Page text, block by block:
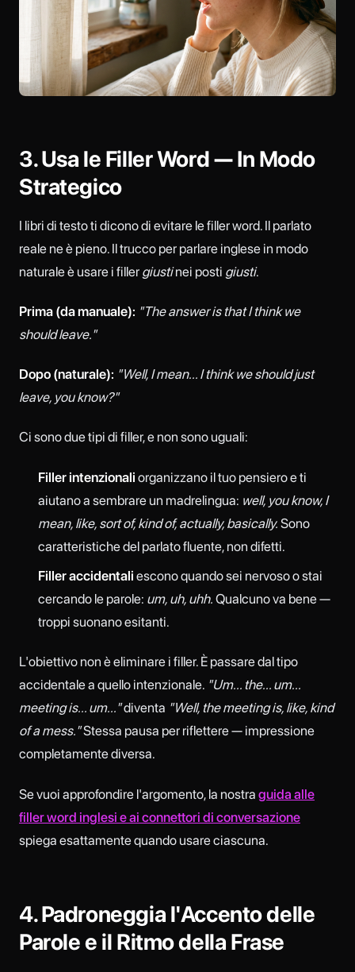
3. Usa le Filler Word — In Modo
Strategico
I libri di testo ti dicono di evitare le filler word. Il parlato
reale ne è pieno. Il trucco per parlare inglese in modo
naturale è usare i filler giustinei posti giusti.
Prima (da manuale): "The answer is that I think we
should leave."
Dopo (naturale): "Well, I mean... I think we should just
leave, you know?"
Ci sono due tipi di filler, e non sono uguali:
Filler intenzionali organizzano il tuo pensiero e ti
aiutano a sembrare un madrelingua: well, you know, I
mean, like, sort of, kind of, actually, basically. Sono
caratteristiche del parlato fluente, non difetti.
Filler accidentali escono quando sei nervoso o stai
cercando le parole: um, uh, uhh. Qualcuno va bene —
troppi suonano esitanti.
L'obiettivo non è eliminare i filler. È passare dal tipo
accidentale a quello intenzionale. "Um... the... um...
meeting is... um..."diventa "Well, the meeting is, like, kind
of a mess."Stessa pausa per riflettere — impressione
completamente diversa.
Se vuoi approfondire l'argomento, la nostra guida alle
filler word inglesi e ai connettori di conversazione
spiega esattamente quando usare ciascuna.
4. Padroneggia l'Accento delle
Parole e il Ritmo della Frase